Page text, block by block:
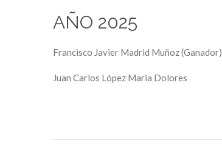
AÑO 2025
Francisco Javier Madrid Muñoz (Ganador)
Juan Carlos López Maria Dolores